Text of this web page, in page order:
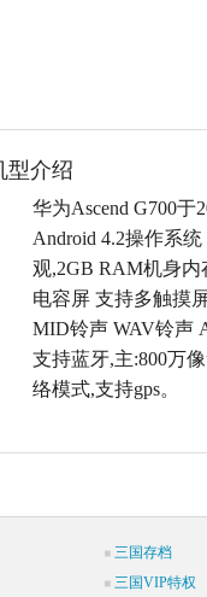
型介绍
华为Ascend G700
Android 4.2操作系
观,2GB RAM机身内
电容屏 支持多触摸
MID铃声 WAV铃声
支持蓝牙,主:800万
络模式,支持gps。
三国存档
三国VIP特权